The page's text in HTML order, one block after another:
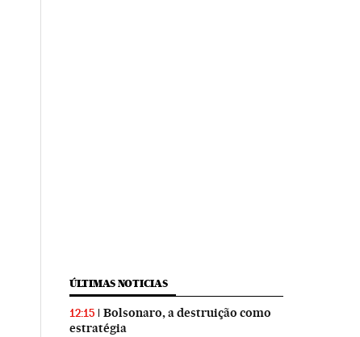
ÚLTIMAS NOTICIAS
12:15
Bolsonaro, a destruição como
estratégia